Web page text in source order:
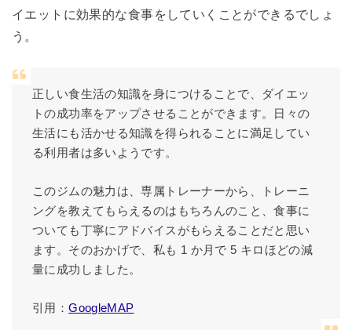
イエットに効果的な食事をしていくことができるでしょ
う。
正しい食生活の知識を身につけることで、ダイエッ
トの成功率をアップさせることができます。日々の
生活にも活かせる知識を得られることに満足してい
る利用者は多いようです。
このジムの魅力は、専属トレーナーから、トレーニ
ングを教えてもらえるのはもちろんのこと、食事に
ついても丁寧にアドバイスがもらえることだと思い
ます。そのおかげで、私も 1 か月で 5 キロほどの減
量に成功しました。
引用：GoogleMAP